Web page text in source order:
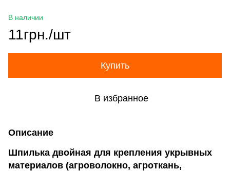
В наличии
11грн./шт
Купить
В избранное
Описание
Шпилька двойная для крепления укрывных
материалов (агроволокно, агроткань,